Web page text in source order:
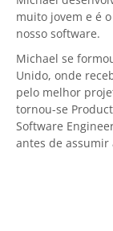
muito jovem e é
nosso software.
Michael se
Unido, onde
pelo melhor
tornou-se
Software
antes de assumir